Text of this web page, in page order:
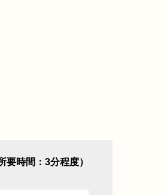
時間：3分程度）